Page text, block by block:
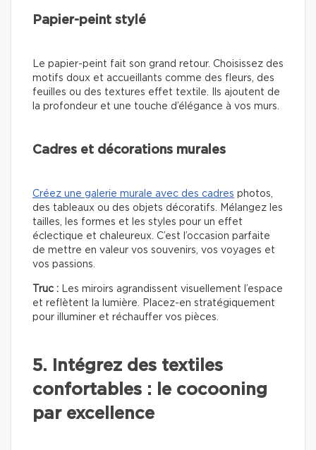
Papier-peint stylé
Le papier-peint fait son grand retour. Choisissez des
motifs doux et accueillants comme des fleurs, des
feuilles ou des textures effet textile. Ils ajoutent de
la profondeur et une touche d’élégance à vos murs.
Cadres et décorations murales
Créez une galerie murale avec des cadres photos,
des tableaux ou des objets décoratifs. Mélangez les
tailles, les formes et les styles pour un effet
éclectique et chaleureux. C’est l’occasion parfaite
de mettre en valeur vos souvenirs, vos voyages et
vos passions.
Truc : Les miroirs agrandissent visuellement l’espace
et reflètent la lumière. Placez-en stratégiquement
pour illuminer et réchauffer vos pièces.
5. Intégrez des textiles
confortables : le cocooning
par excellence